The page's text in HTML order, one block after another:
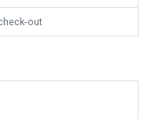
out